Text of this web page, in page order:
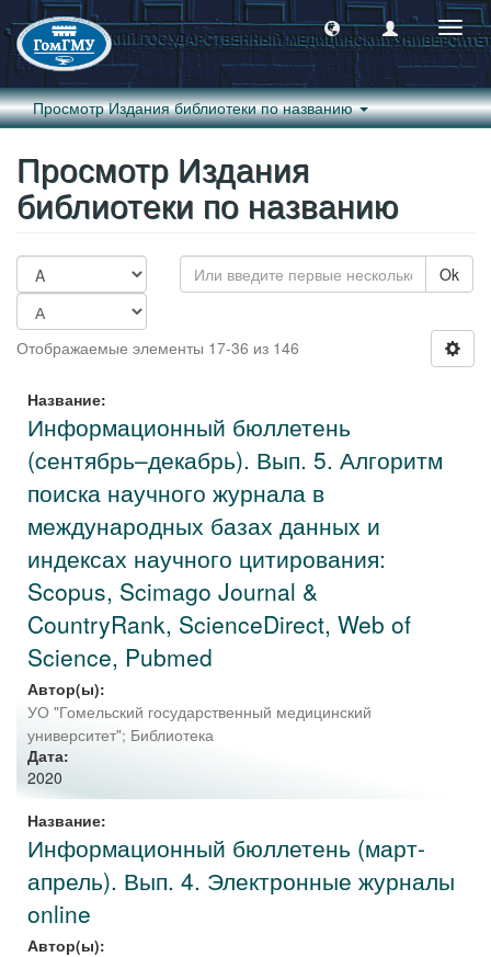
Просмотр Издания библиотеки по названию
Просмотр Издания
библиотеки по названию
Ok
Отображаемые элементы 17-36 из 146
Название:
Информационный бюллетень
(cентябрь–декабрь). Вып. 5. Алгоритм
поиска научного журнала в
международных базах данных и
индексах научного цитирования:
Scopus, Scimago Journal &
CountryRank, ScienceDirect, Web of
Science, Pubmed
Автор(ы):
УО "Гомельский государственный медицинский
университет"; Библиотека
Дата:
2020
Название:
Информационный бюллетень (март-
апрель). Вып. 4. Электронные журналы
online
Автор(ы):